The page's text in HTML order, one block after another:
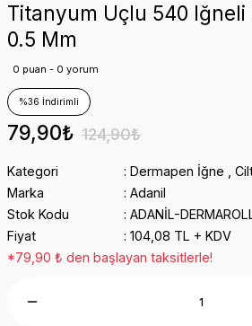
Titanyum Uçlu 540 Iğneli
0.5 Mm
0 puan - 0 yorum
%36 İndirimli
79,90₺ 124,90₺
Kategori Dermapen İğne
Marka
Adanil
Stok Kodu
ADANİL-
Fiyat
104,08 TL + KDV
*79,90 ₺ den başlayan taksitlerle!